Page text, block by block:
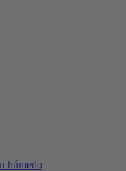
húmedo